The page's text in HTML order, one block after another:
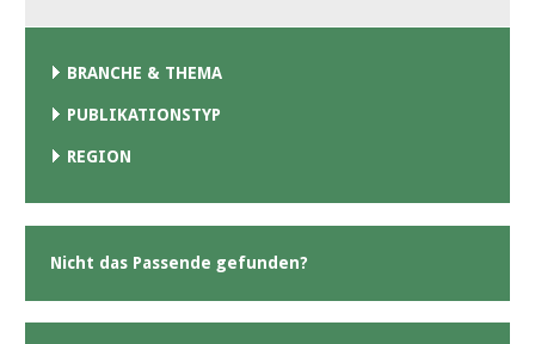
BRANCHE & THEMA
PUBLIKATIONSTYP
REGION
Nicht das Passende gefunden?